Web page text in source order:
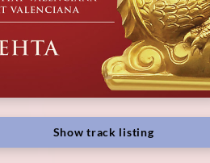
Show track listing